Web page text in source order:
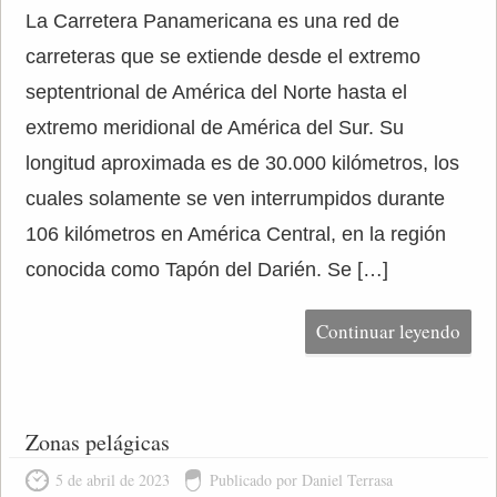
La Carretera Panamericana es una red de
carreteras que se extiende desde el extremo
septentrional de América del Norte hasta el
extremo meridional de América del Sur. Su
longitud aproximada es de 30.000 kilómetros, los
cuales solamente se ven interrumpidos durante
106 kilómetros en América Central, en la región
conocida como Tapón del Darién. Se […]
Continuar leyendo
Zonas pelágicas
5 de abril de 2023 Publicado por Daniel Terrasa